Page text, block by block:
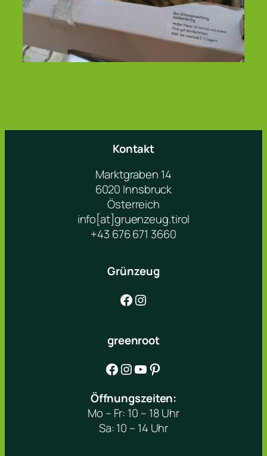
Kontakt
Marktgraben 14
6020 Innsbruck
Österreich
info[at]gruenzeug.tirol
+43 676 671 3660
Grünzeug
Facebook Instagram
greenroot
Facebook Instagram YouTube Pinterest
Öffnungszeiten:
Mo – Fr: 10 – 18 Uhr
Sa: 10 – 14 Uhr